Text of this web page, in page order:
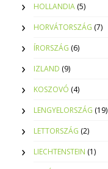
HOLLANDIA (5)
HORVÁTORSZÁG (7)
ÍRORSZÁG (6)
IZLAND (9)
KOSZOVÓ (4)
LENGYELORSZÁG (19)
LETTORSZÁG (2)
LIECHTENSTEIN (1)